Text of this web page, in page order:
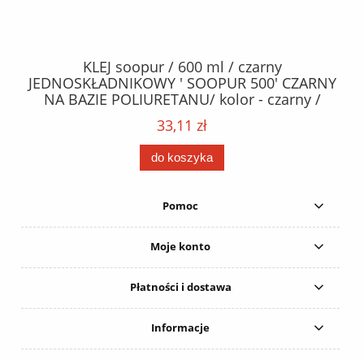
KLEJ soopur / 600 ml / czarny
JEDNOSKŁADNIKOWY ' SOOPUR 500' CZARNY
NA BAZIE POLIURETANU/ kolor - czarny /
karton 20 szt. / pistolet do kleju 307730 /
33,11 zł
do koszyka
Pomoc
Moje konto
Płatności i dostawa
Informacje